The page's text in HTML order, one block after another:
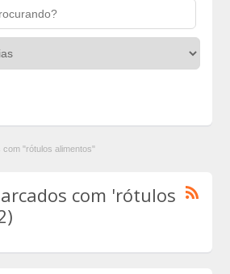
"rótulos alimentos"
com 'rótulos